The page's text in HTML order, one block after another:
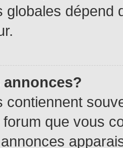
globales dépend
contiennent
que vous